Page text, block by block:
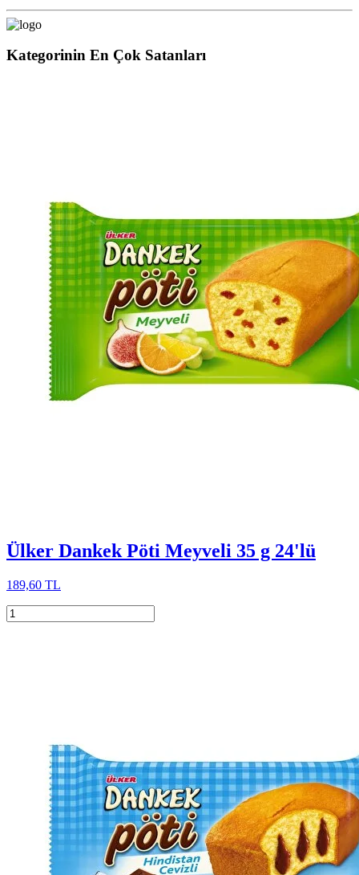
Kategorinin En Çok Satanları
Ülker Dankek Pöti Meyveli 35 g 24'lü
189,60 TL